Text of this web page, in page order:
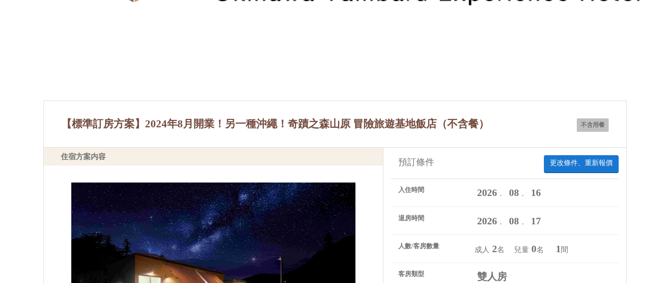
不含用餐
【標準訂房方案】2024年8月開業！另一種沖繩！奇蹟之森山原 冒險旅遊基地飯店（不含餐）
住宿方案内容
更改條件、重新報價
預訂條件
入住時間 2026． 08． 16
退房時間 2026． 08． 17
人數/客房數量 成人 2名 兒童 0名 1 間
客房類型 雙人房